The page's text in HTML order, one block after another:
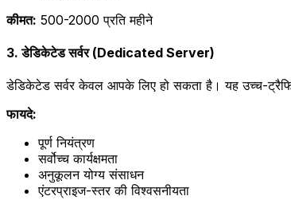
कीमत: ₹500-2000 प्रति महीने
3. डेडिकेटेड सर्वर (Dedicated Server)
डेडिकेटेड सर्वर केवल आपके लिए हो सकता है। यह उच्च-
फायदे:
पूर्ण नियंत्रण
सर्वोच्च कार्यक्षमता
अनुकूलन योग्य संसाधन
एंटरप्राइज-स्तर की विश्वसनीयता